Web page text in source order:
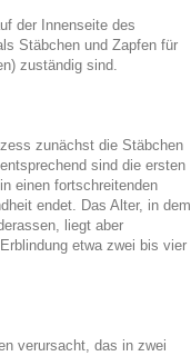
der Innenseite des
Stäbchen und Zapfen für
zuständig sind.
zunächst die Stäbchen
sind die ersten
einen fortschreitenden
endet. Das Alter, in dem
liegt aber
etwa zwei bis vier
verursacht, das in zwei